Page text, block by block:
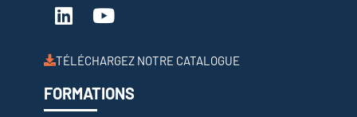
TÉLÉCHARGEZ NOTRE CATALOGUE
FORMATIONS